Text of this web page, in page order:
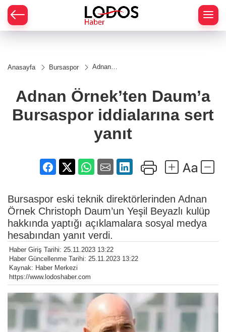
Anasayfa Bursaspor
Adnan
Bursaspor
iddialarına
Adnan Örnek’ten Daum’a
Bursaspor iddialarına sert
yanıt
Bursaspor eski teknik direktörlerinden Adnan
Örnek Christoph Daum’un Yeşil Beyazlı kulüp
hakkında yaptığı açıklamalara sosyal medya
hesabından yanıt verdi.
Haber Giriş Tarihi: 25.11.2023 13:22
Haber Güncellenme Tarihi: 25.11.2023 13:22
Kaynak: Haber Merkezi
https://www.lodoshaber.com